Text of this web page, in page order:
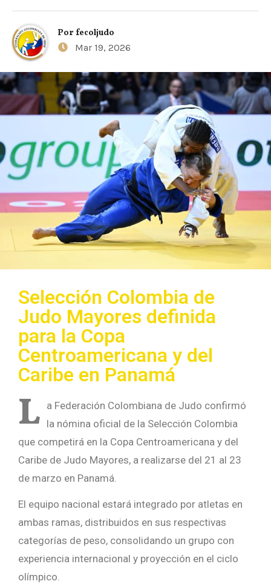
Por fecoljudo
Mar 19, 2026
Selección Colombia de
Judo Mayores definida
para la Copa
Centroamericana y del
Caribe en Panamá
L a Federación Colombiana de Judo confirmó
la nómina oficial de la Selección Colombia
que competirá en la Copa Centroamericana y del
Caribe de Judo Mayores, a realizarse del 21 al 23
de marzo en Panamá.
El equipo nacional estará integrado por atletas en
ambas ramas, distribuidos en sus respectivas
categorías de peso, consolidando un grupo con
experiencia internacional y proyección en el ciclo
olímpico.